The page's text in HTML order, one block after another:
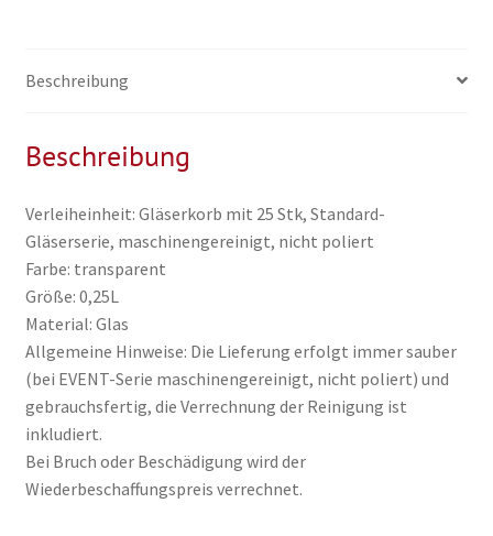
Beschreibung
Beschreibung
Verleiheinheit: Gläserkorb mit 25 Stk, Standard-
Gläserserie, maschinengereinigt, nicht poliert
Farbe: transparent
Größe: 0,25L
Material: Glas
Allgemeine Hinweise: Die Lieferung erfolgt immer sauber
(bei EVENT-Serie maschinengereinigt, nicht poliert) und
gebrauchsfertig, die Verrechnung der Reinigung ist
inkludiert.
Bei Bruch oder Beschädigung wird der
Wiederbeschaffungspreis verrechnet.